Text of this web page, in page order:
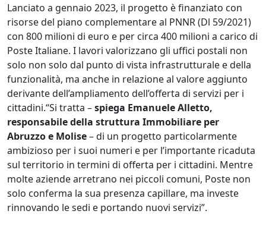
Lanciato a gennaio 2023, il progetto è finanziato con
risorse del piano complementare al PNNR (Dl 59/2021)
con 800 milioni di euro e per circa 400 milioni a carico di
Poste Italiane. I lavori valorizzano gli uffici postali non
solo non solo dal punto di vista infrastrutturale e della
funzionalità, ma anche in relazione al valore aggiunto
derivante dell’ampliamento dell’offerta di servizi per i
cittadini.“Si tratta –spiega Emanuele Alletto,
responsabile della struttura Immobiliare per
Abruzzo e Molise– di un progetto particolarmente
ambizioso per i suoi numeri e per l’importante ricaduta
sul territorio in termini di offerta per i cittadini. Mentre
molte aziende arretrano nei piccoli comuni, Poste non
solo conferma la sua presenza capillare, ma investe
rinnovando le sedi e portando nuovi servizi”.